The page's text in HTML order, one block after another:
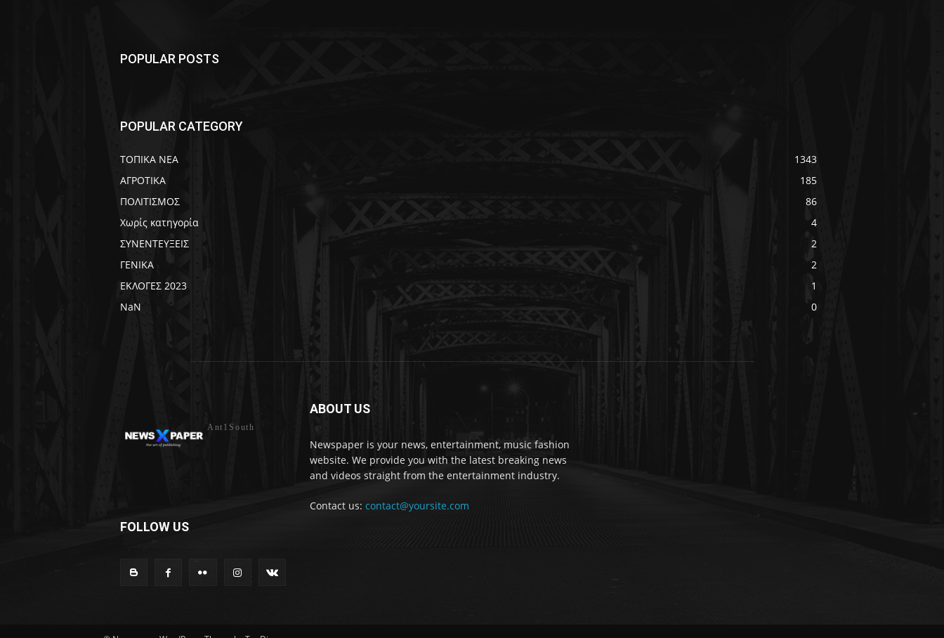
POPULAR POSTS
POPULAR CATEGORY
ΤΟΠΙΚΑ ΝΕΑ
1343
ΑΓΡΟΤΙΚΑ
185
ΠΟΛΙΤΙΣΜΟΣ
86
Χωρίς κατηγορία
4
ΣΥΝΕΝΤΕΥΞΕΙΣ
2
ΓΕΝΙΚΑ
2
ΕΚΛΟΓΕΣ 2023
1
NaN
0
Ant1South
ABOUT US
Newspaper is your news, entertainment, music fashion
website. We provide you with the latest breaking news
and videos straight from the entertainment industry.
Contact us: contact@yoursite.com
FOLLOW US